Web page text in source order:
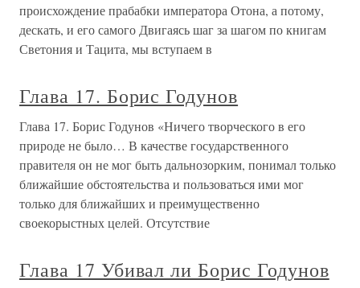
происхождение прабабки императора Отона, а потому,
дескать, и его самого Двигаясь шаг за шагом по книгам
Светония и Тацита, мы вступаем в
Глава 17. Борис Годунов
Глава 17. Борис Годунов «Ничего творческого в его
природе не было… В качестве государственного
правителя он не мог быть дальнозорким, понимал только
ближайшие обстоятельства и пользоваться ими мог
только для ближайших и преимущественно
своекорыстных целей. Отсутствие
Глава 17 Убивал ли Борис Годунов